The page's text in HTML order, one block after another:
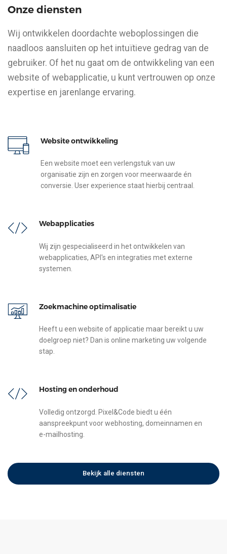
Onze diensten
Wij ontwikkelen doordachte weboplossingen die
naadloos aansluiten op het intuïtieve gedrag van de
gebruiker. Of het nu gaat om de ontwikkeling van een
website of webapplicatie, u kunt vertrouwen op onze
expertise en jarenlange ervaring.
Website ontwikkeling
Een website moet een verlengstuk van uw
organisatie zijn en zorgen voor meerwaarde én
conversie. User experience staat hierbij centraal.
Webapplicaties
Wij zijn gespecialiseerd in het ontwikkelen van
webapplicaties, API's en integraties met externe
systemen.
Zoekmachine optimalisatie
Heeft u een website of applicatie maar bereikt u uw
doelgroep niet? Dan is online marketing uw volgende
stap.
Hosting en onderhoud
Volledig ontzorgd. Pixel&Code biedt u één
aanspreekpunt voor webhosting, domeinnamen en
e-mailhosting.
Bekijk alle diensten